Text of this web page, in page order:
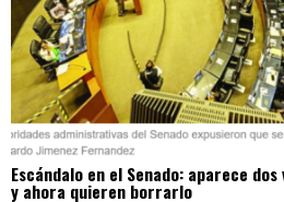
Escándalo en el Senado: aparece
y ahora quieren borrarlo